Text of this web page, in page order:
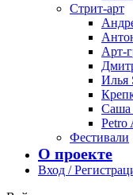
Стрит-арт
Арт-
Илья
Саша
Petro
Фестивали
О проекте
Вход /